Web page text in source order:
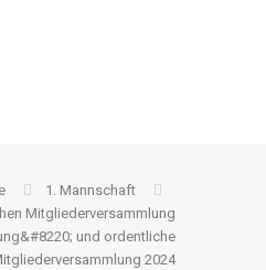
1. Mannschaft
Mitgliederversammlung
und ordentliche
2024